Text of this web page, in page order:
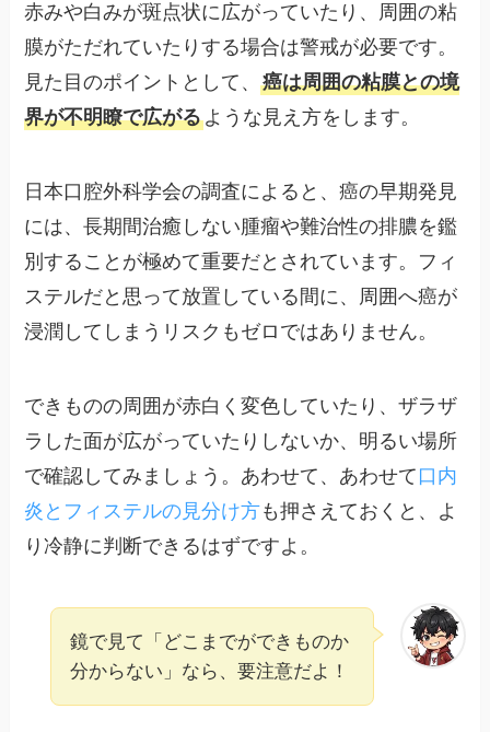
赤みや白みが斑点状に広がっていたり、周囲の粘
膜がただれていたりする場合は警戒が必要です。
見た目のポイントとして、癌は周囲の粘膜との境
界が不明瞭で広がるような見え方をします。
日本口腔外科学会の調査によると、癌の早期発見
には、長期間治癒しない腫瘤や難治性の排膿を鑑
別することが極めて重要だとされています。フィ
ステルだと思って放置している間に、周囲へ癌が
浸潤してしまうリスクもゼロではありません。
できものの周囲が赤白く変色していたり、ザラザ
ラした面が広がっていたりしないか、明るい場所
で確認してみましょう。あわせて、あわせて 口内
炎とフィステルの見分け方も押さえておくと、よ
り冷静に判断できるはずですよ。
鏡で見て「どこまでができものか
分からない」なら、要注意だよ！